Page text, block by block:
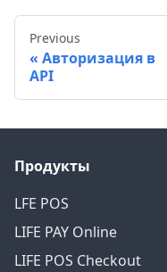
Previous
Авторизация в
API
Продукты
LFE POS
LIFE PAY Online
LIFE POS Checkout